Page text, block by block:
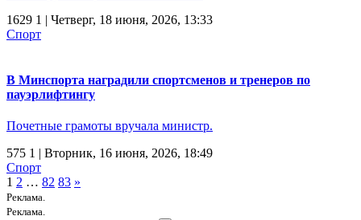
1629 1 | Четверг, 18 июня, 2026, 13:33
Спорт
В Минспорта наградили спортсменов и тренеров по
пауэрлифтингу
Почетные грамоты вручала министр.
575 1 | Вторник, 16 июня, 2026, 18:49
Спорт
1 2 … 82 83 »
Реклама.
Реклама.